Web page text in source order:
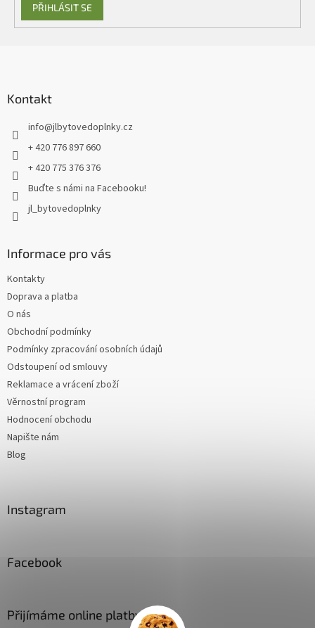
PŘIHLÁSIT SE
Kontakt
info@jlbytovedoplnky.cz
+ 420 776 897 660
+ 420 775 376 376
Buďte s námi na Facebooku!
jl_bytovedoplnky
Informace pro vás
Kontakty
Doprava a platba
O nás
Obchodní podmínky
Podmínky zpracování osobních údajů
Odstoupení od smlouvy
Reklamace a vrácení zboží
Věrnostní program
Hodnocení obchodu
Napište nám
Blog
Instagram
Facebook
Přijímáme online platby